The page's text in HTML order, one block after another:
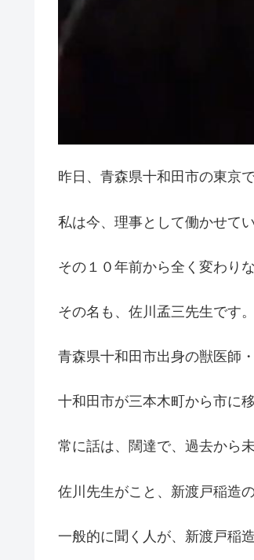
昨日、青森県十和田市の東京
私は今、理事として働かせて
その１０年前から全く変わり
その名も、佐川孟三先生です。
青森県十和田市出身の獣医師
十和田市が三本木町から市に
常に話は、闊達で、過去から
佐川先生がこと、新渡戸稲造
一般的に聞く人が、新渡戸稲